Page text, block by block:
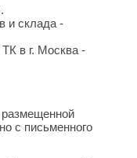
и склада -
в г. Москва -
с письменного